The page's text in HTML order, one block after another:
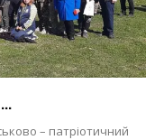
– патріотичний